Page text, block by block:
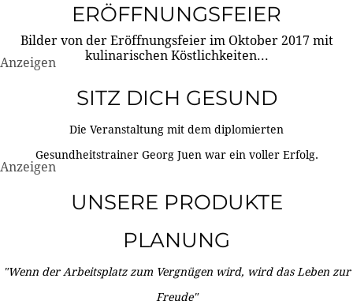
ERÖFFNUNGSFEIER
Bilder von der Eröffnungsfeier im Oktober 2017 mit
kulinarischen Köstlichkeiten...
Anzeigen
SITZ DICH GESUND
Die Veranstaltung mit dem diplomierten
Gesundheitstrainer Georg Juen war ein voller Erfolg.
Anzeigen
UNSERE PRODUKTE
PLANUNG
"Wenn der Arbeitsplatz zum Vergnügen wird, wird das Leben zur
Freude"